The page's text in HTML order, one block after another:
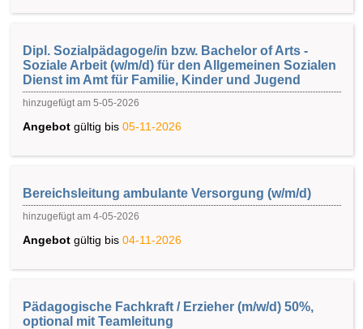
Dipl. Sozialpädagoge/in bzw. Bachelor of Arts -
Soziale Arbeit (w/m/d) für den Allgemeinen Sozialen
Dienst im Amt für Familie, Kinder und Jugend
hinzugefügt am 5-05-2026
Angebot gültig bis 05-11-2026
Bereichsleitung ambulante Versorgung (w/m/d)
hinzugefügt am 4-05-2026
Angebot gültig bis 04-11-2026
Pädagogische Fachkraft / Erzieher (m/w/d) 50%,
optional mit Teamleitung